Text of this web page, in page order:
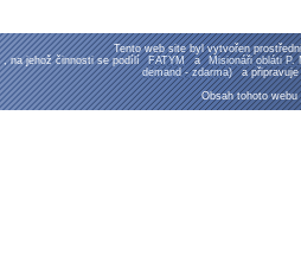
Tento web site byl vytvořen
, na jehož činnosti se podílí FATYM a Misionáři obláti P.
demand - zdarma) a
Obsah tohoto